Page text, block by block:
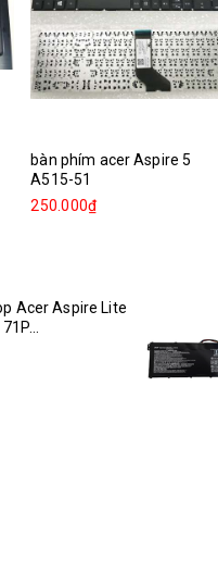
bàn phím acer Aspire 5
A515-51
250.000₫
Acer Aspire Lite